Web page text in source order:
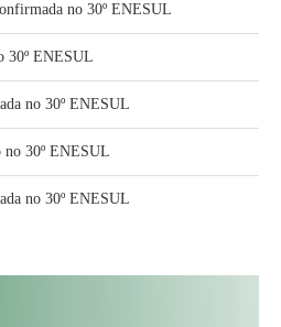
no 30º ENESUL
30º ENESUL
no 30º ENESUL
30º ENESUL
no 30º ENESUL